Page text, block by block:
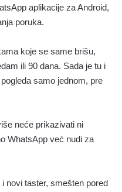
aplikacije za Android,
poruka.
koje se same brišu,
ili 90 dana. Sada je tu i
samo jednom, pre
neće prikazivati ni
WhatsApp već nudi za
novi taster, smešten pored